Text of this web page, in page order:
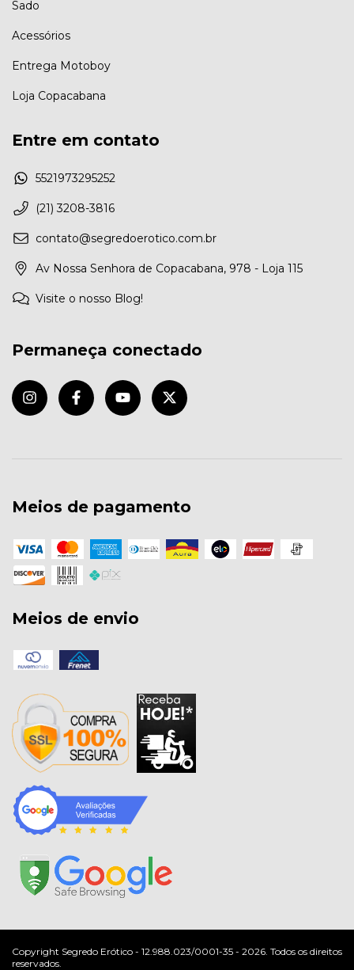
Sado
Acessórios
Entrega Motoboy
Loja Copacabana
Entre em contato
5521973295252
(21) 3208-3816
contato@segredoerotico.com.br
Av Nossa Senhora de Copacabana, 978 - Loja 115
Visite o nosso Blog!
Permaneça conectado
Meios de pagamento
Meios de envio
Copyright Segredo Erótico - 12.988.023/0001-35 - 2026. Todos os direitos
reservados.